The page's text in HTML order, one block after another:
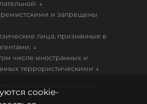
↓
и запрещены
лица, признанные в
↓
числе иностранных и
террористическими ↓
cookie-